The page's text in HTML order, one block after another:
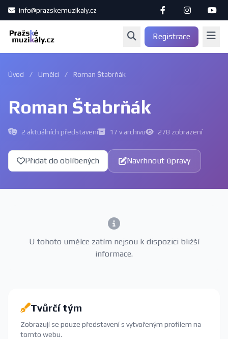
info@prazskemuzikaly.cz
Registrace
Úvod / Umělci / Roman Štabrňák
Roman Štabrňák
2 aktuálních představení 17 v archivu 278 zobrazení
Přidat do oblíbených Navrhnout úpravy
U tohoto umělce zatím nejsou k dispozici bližší
informace.
Tvůrčí tým
Zobrazují se pouze představení s vytvořeným profilem na
tomto webu.